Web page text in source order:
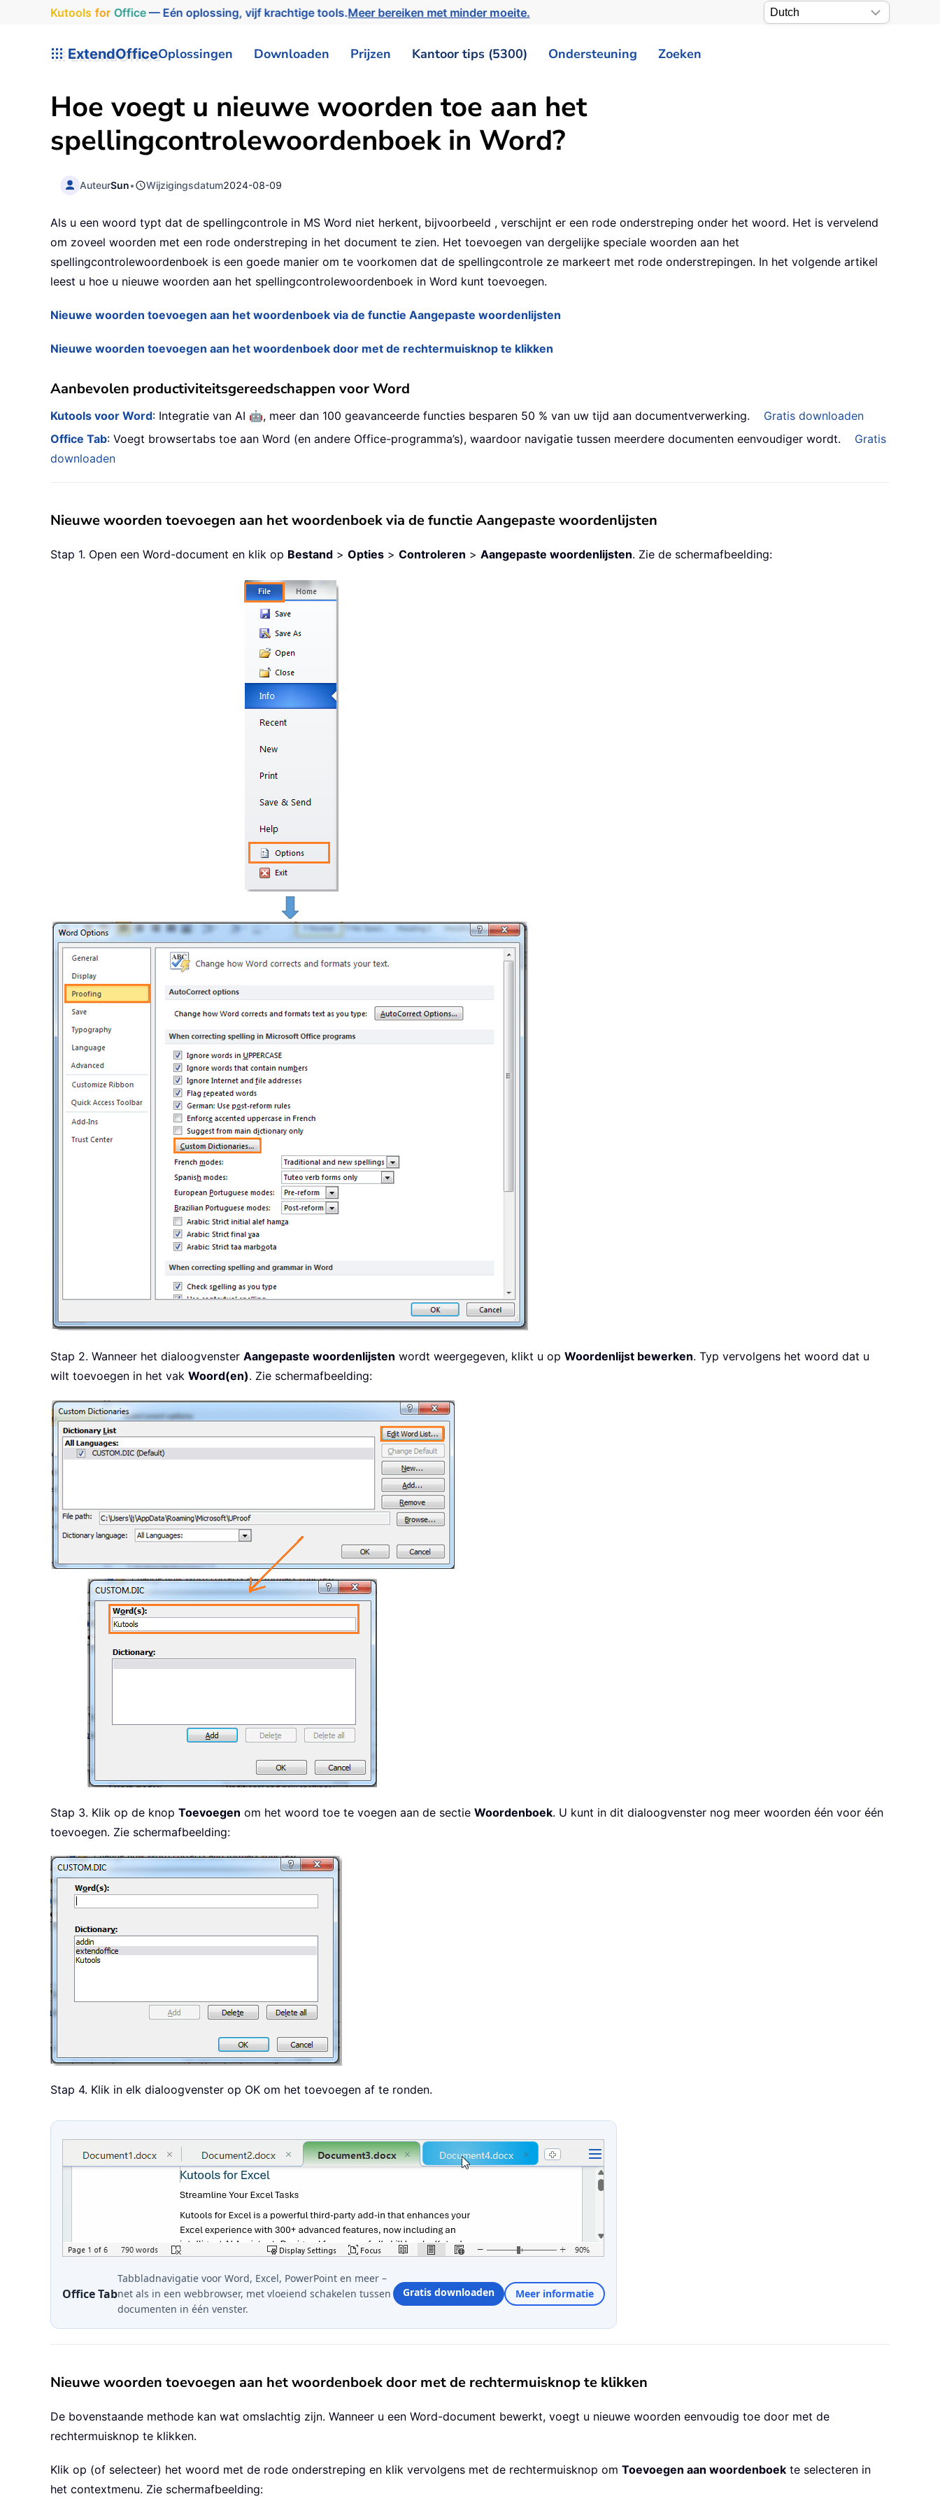
Kutools for Office— Eén oplossing, vijf krachtige tools.Meer bereiken met minder moeite.
ExtendOfficeOplossingen Downloaden Prijzen Kantoor tips (5300) Ondersteuning Zoeken
Hoe voegt u nieuwe woorden toe aan het
spellingcontrolewoordenboek in Word?
AuteurSun• Wijzigingsdatum2024-08-09
Als u een woord typt dat de spellingcontrole in MS Word niet herkent, bijvoorbeeld , verschijnt er een rode onderstreping onder het woord. Het is vervelend
om zoveel woorden met een rode onderstreping in het document te zien. Het toevoegen van dergelijke speciale woorden aan het
spellingcontrolewoordenboek is een goede manier om te voorkomen dat de spellingcontrole ze markeert met rode onderstrepingen. In het volgende artikel
leest u hoe u nieuwe woorden aan het spellingcontrolewoordenboek in Word kunt toevoegen.
Nieuwe woorden toevoegen aan het woordenboek via de functie Aangepaste woordenlijsten
Nieuwe woorden toevoegen aan het woordenboek door met de rechtermuisknop te klikken
Aanbevolen productiviteitsgereedschappen voor Word
Kutools voor Word: Integratie van AI 🤖, meer dan 100 geavanceerde functies besparen 50 % van uw tijd aan documentverwerking.
Gratis downloaden
Office Tab: Voegt browsertabs toe aan Word (en andere Office-programma’s), waardoor navigatie tussen meerdere documenten eenvoudiger wordt.
Gratis
downloaden
Nieuwe woorden toevoegen aan het woordenboek via de functie Aangepaste woordenlijsten
Stap 1. Open een Word-document en klik op Bestand > Opties > Controleren > Aangepaste woordenlijsten. Zie de schermafbeelding:
Stap 2. Wanneer het dialoogvenster Aangepaste woordenlijsten wordt weergegeven, klikt u op Woordenlijst bewerken. Typ vervolgens het woord dat u
wilt toevoegen in het vak Woord(en). Zie schermafbeelding:
Stap 3. Klik op de knop Toevoegen om het woord toe te voegen aan de sectie Woordenboek. U kunt in dit dialoogvenster nog meer woorden één voor één
toevoegen. Zie schermafbeelding:
Stap 4. Klik in elk dialoogvenster op OK om het toevoegen af te ronden.
Office Tab
Tabbladnavigatie voor Word, Excel, PowerPoint en meer –
net als in een webbrowser, met vloeiend schakelen tussen
documenten in één venster.
Gratis downloaden Meer informatie
Nieuwe woorden toevoegen aan het woordenboek door met de rechtermuisknop te klikken
De bovenstaande methode kan wat omslachtig zijn. Wanneer u een Word-document bewerkt, voegt u nieuwe woorden eenvoudig toe door met de
rechtermuisknop te klikken.
Klik op (of selecteer) het woord met de rode onderstreping en klik vervolgens met de rechtermuisknop om Toevoegen aan woordenboek te selecteren in
het contextmenu. Zie schermafbeelding: